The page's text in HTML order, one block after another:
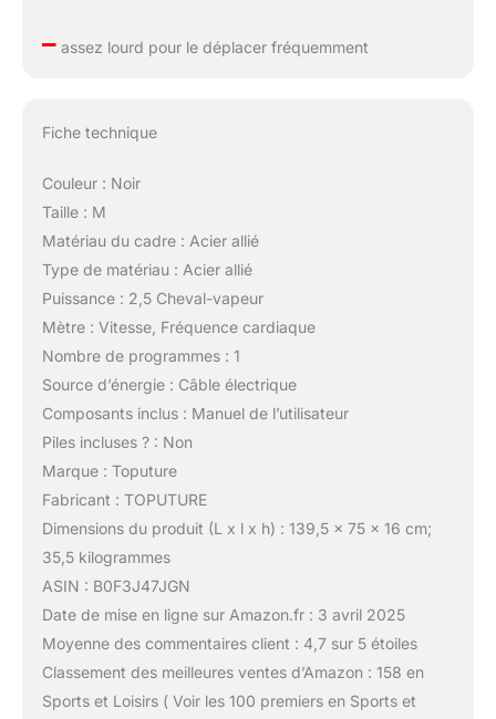
–assez lourd pour le déplacer fréquemment
Fiche technique
Couleur : Noir
Taille : M
Matériau du cadre : Acier allié
Type de matériau : Acier allié
Puissance : 2,5 Cheval-vapeur
Mètre : Vitesse, Fréquence cardiaque
Nombre de programmes : 1
Source d’énergie : Câble électrique
Composants inclus : Manuel de l’utilisateur
Piles incluses ? : Non
Marque : Toputure
Fabricant : TOPUTURE
Dimensions du produit (L x l x h) : 139,5 x 75 x 16 cm;
35,5 kilogrammes
ASIN : B0F3J47JGN
Date de mise en ligne sur Amazon.fr : 3 avril 2025
Moyenne des commentaires client : 4,7 sur 5 étoiles
Classement des meilleures ventes d’Amazon : 158 en
Sports et Loisirs ( Voir les 100 premiers en Sports et